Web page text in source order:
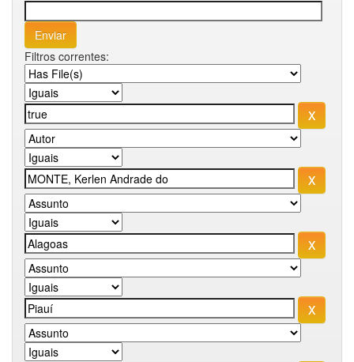
Filtros correntes: